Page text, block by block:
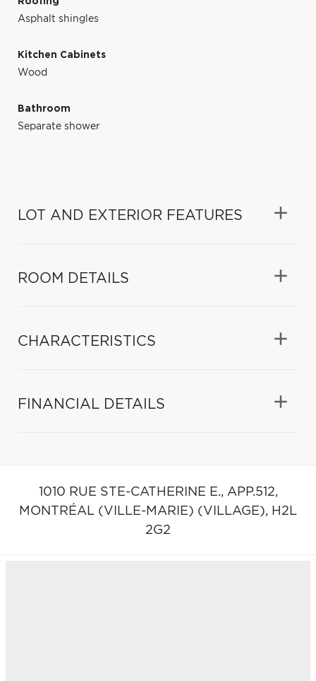
Asphalt shingles
Kitchen Cabinets
Wood
Bathroom
Separate shower
LOT AND EXTERIOR FEATURES
ROOM DETAILS
CHARACTERISTICS
FINANCIAL DETAILS
1010 RUE STE-CATHERINE E., APP.512,
MONTRÉAL (VILLE-MARIE) (VILLAGE), H2L
2G2